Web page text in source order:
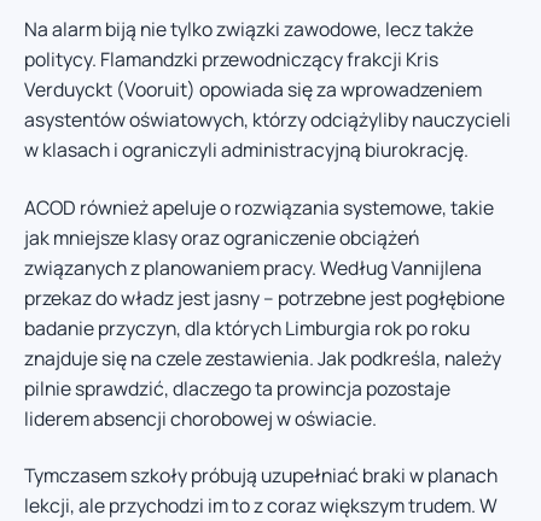
Na alarm biją nie tylko związki zawodowe, lecz także
politycy. Flamandzki przewodniczący frakcji Kris
Verduyckt (Vooruit) opowiada się za wprowadzeniem
asystentów oświatowych, którzy odciążyliby nauczycieli
w klasach i ograniczyli administracyjną biurokrację.
ACOD również apeluje o rozwiązania systemowe, takie
jak mniejsze klasy oraz ograniczenie obciążeń
związanych z planowaniem pracy. Według Vannijlena
przekaz do władz jest jasny – potrzebne jest pogłębione
badanie przyczyn, dla których Limburgia rok po roku
znajduje się na czele zestawienia. Jak podkreśla, należy
pilnie sprawdzić, dlaczego ta prowincja pozostaje
liderem absencji chorobowej w oświacie.
Tymczasem szkoły próbują uzupełniać braki w planach
lekcji, ale przychodzi im to z coraz większym trudem. W